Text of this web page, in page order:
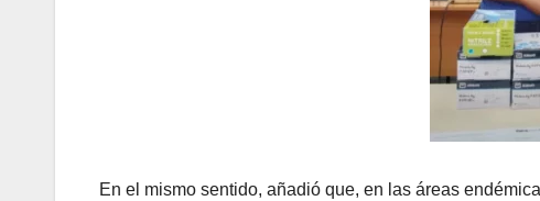
En el mismo sentido, añadió que, en las áreas